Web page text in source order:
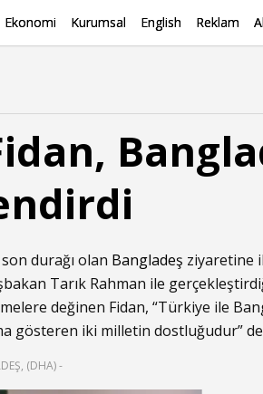
Ekonomi Kurumsal English Reklam
durağı olan Bangladeş ziyaretine
Tarık Rahman ile
değinen Fidan, “Türkiye ile
gösteren iki milletin dostluğudur”
(DHA) -